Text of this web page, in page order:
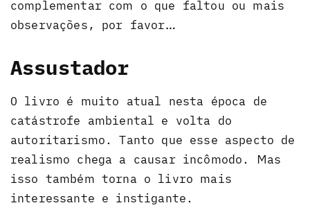
complementar com o que faltou ou mais
observações, por favor…
Assustador
O livro é muito atual nesta época de
catástrofe ambiental e volta do
autoritarismo. Tanto que esse aspecto de
realismo chega a causar incômodo. Mas
isso também torna o livro mais
interessante e instigante.